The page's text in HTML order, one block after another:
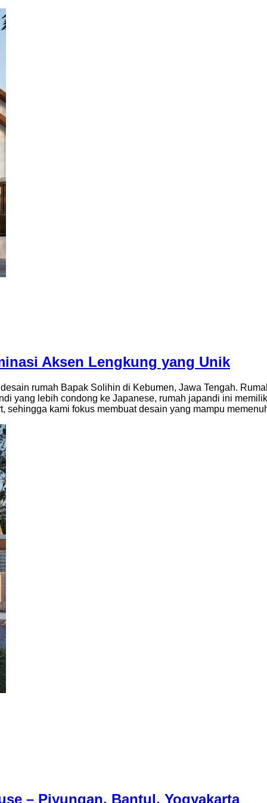
Aksen Lengkung yang Unik
rumah Bapak Solihin di Kebumen, Jawa Tengah.
yang lebih condong ke Japanese, rumah japandi ini
sehingga kami fokus membuat desain yang mampu
– Piyungan, Bantul, Yogyakarta